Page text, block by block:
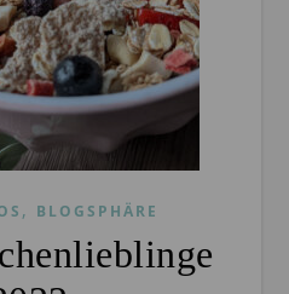
, BLOGSPHÄRE